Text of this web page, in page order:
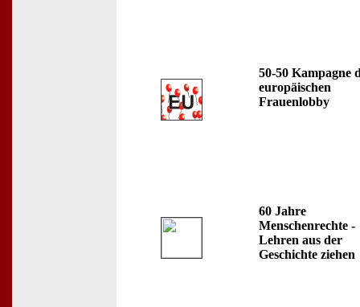
50-50 Kampagne
europäischen
Frauenlobby
60 Jahre
Menschenrechte -
Lehren aus der
Geschichte ziehen